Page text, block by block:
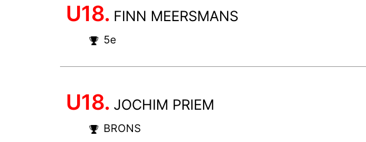
U18. FINN MEERSMANS
5e
U18. JOCHIM PRIEM
BRONS